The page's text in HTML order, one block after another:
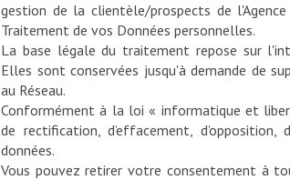
gestion de la clientèle/prospects de
Traitement de vos Données personnelles.
La base légale du traitement repose sur
Elles sont conservées jusqu'à demande de
au Réseau.
Conformément à la loi « informatique et
de rectification, d’effacement,
données.
Vous pouvez retirer votre consentement à